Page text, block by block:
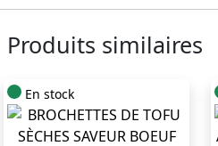
Produits similaires
En stock